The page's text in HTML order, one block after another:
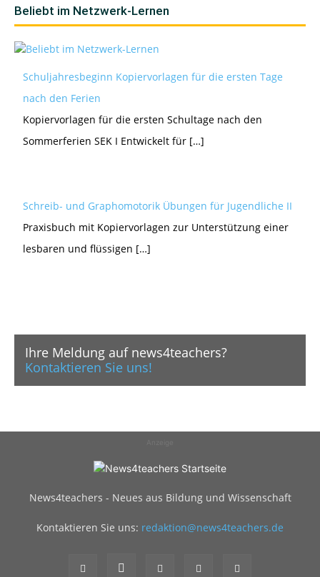
Beliebt im Netzwerk-Lernen
Schuljahresbeginn Kopiervorlagen für die ersten Tage
nach den Ferien
Kopiervorlagen für die ersten Schultage nach den
Sommerferien SEK I Entwickelt für […]
Schreib- und Graphomotorik Übungen für Jugendliche II
Praxisbuch mit Kopiervorlagen zur Unterstützung einer
lesbaren und flüssigen […]
Ihre Meldung auf news4teachers?
Kontaktieren Sie uns!
News4teachers - Neues aus Bildung und Wissenschaft
Kontaktieren Sie uns: redaktion@news4teachers.de